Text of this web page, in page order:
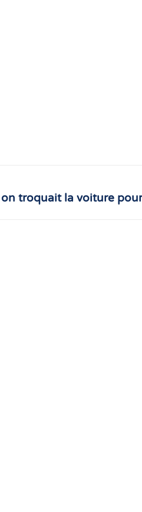
on troquait la voiture